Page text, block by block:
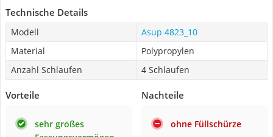
Technische Details
Modell
Asup ‎4823_10
Material
Polypropylen
Anzahl Schlaufen
4 Schlaufen
Vorteile
sehr großes
Nachteile
ohne Füllschürze